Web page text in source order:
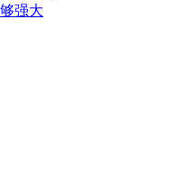
强大